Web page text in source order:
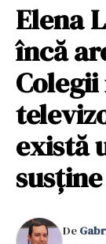
Elena
încă
există
susţine
De